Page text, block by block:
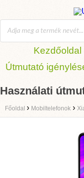
Kezdőoldal
Útmutató
Használati
Főoldal › Mobiltelefonok ›